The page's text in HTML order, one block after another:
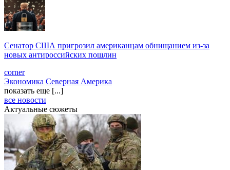
Сенатор США пригрозил американцам обнищанием из-за
новых антироссийских пошлин
corner
Экономика Северная Америка
показать еще [...]
все новости
Актуальные сюжеты